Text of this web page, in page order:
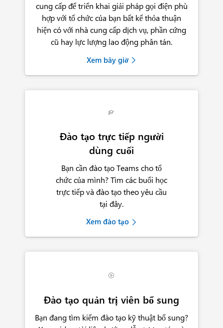
cung cấp để triển khai giải pháp gọi điện phù
hợp với tổ chức của bạn bất kể thỏa thuận
hiện có với nhà cung cấp dịch vụ, phần cứng
cũ hay lực lượng lao động phân tán.
Xem bây giờ

Đào tạo trực tiếp người
dùng cuối
Bạn cần đào tạo Teams cho tổ
chức của mình? Tìm các buổi học
trực tiếp và đào tạo theo yêu cầu
tại đây.
Xem đào tạo

Đào tạo quản trị viên bổ sung
Bạn đang tìm kiếm đào tạo kỹ thuật bổ sung?